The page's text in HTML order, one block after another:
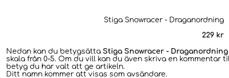
Stiga Snowracer - Draganordning
229 kr
Nedan kan du betygsätta Stiga Snowracer - Draganordning
skala från 0-5. Om du vill kan du även skriva en kommentar
betyg du har valt att ge artikeln.
Ditt namn kommer att visas som avsändare.